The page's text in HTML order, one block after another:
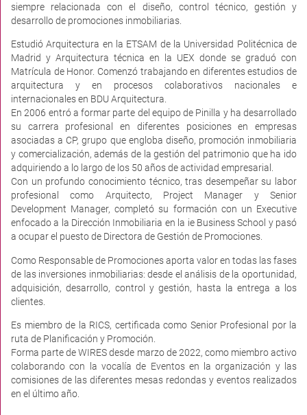
siempre relacionada con el diseño, control técnico, gestión y
desarrollo de promociones inmobiliarias.
Estudió Arquitectura en la ETSAM de la Universidad Politécnica de
Madrid y Arquitectura técnica en la UEX donde se graduó con
Matrícula de Honor. Comenzó trabajando en diferentes estudios de
arquitectura y en procesos colaborativos nacionales e
internacionales en BDU Arquitectura.
En 2006 entró a formar parte del equipo de Pinilla y ha desarrollado
su carrera profesional en diferentes posiciones en empresas
asociadas a CP, grupo que engloba diseño, promoción inmobiliaria
y comercialización, además de la gestión del patrimonio que ha ido
adquiriendo a lo largo de los 50 años de actividad empresarial.
Con un profundo conocimiento técnico, tras desempeñar su labor
profesional como Arquitecto, Project Manager y Senior
Development Manager, completó su formación con un Executive
enfocado a la Dirección Inmobiliaria en la ie Business School y pasó
a ocupar el puesto de Directora de Gestión de Promociones.
Como Responsable de Promociones aporta valor en todas las fases
de las inversiones inmobiliarias: desde el análisis de la oportunidad,
adquisición, desarrollo, control y gestión, hasta la entrega a los
clientes.
Es miembro de la RICS, certificada como Senior Profesional por la
ruta de Planificación y Promoción.
Forma parte de WIRES desde marzo de 2022, como miembro activo
colaborando con la vocalía de Eventos en la organización y las
comisiones de las diferentes mesas redondas y eventos realizados
en el último año.